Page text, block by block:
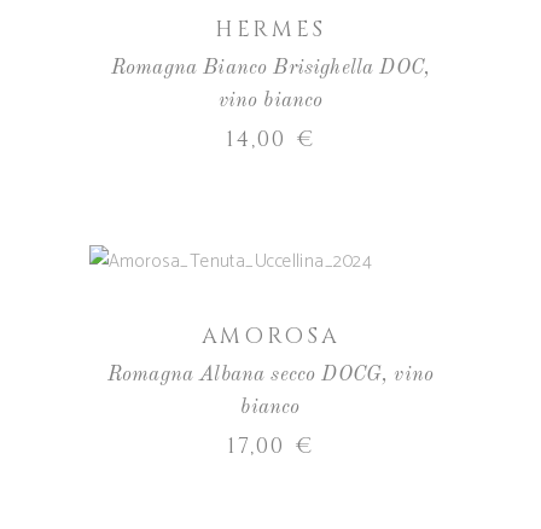
HERMES
Romagna Bianco Brisighella DOC,
vino bianco
14,00 €
AMOROSA
Romagna Albana secco DOCG, vino
bianco
17,00 €